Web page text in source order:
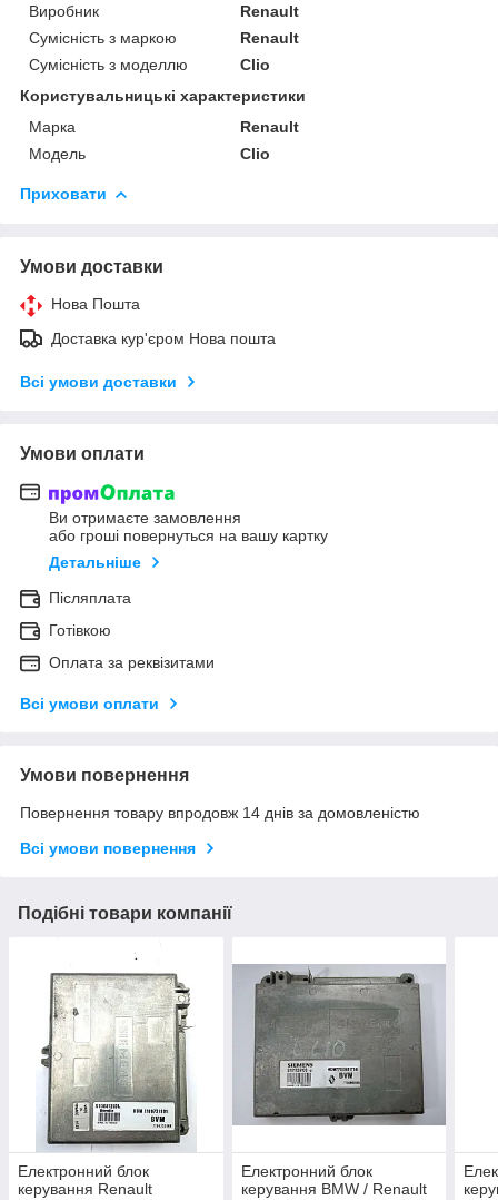
Виробник
Renault
Сумісність з маркою
Renault
Сумісність з моделлю
Clio
Користувальницькі характеристики
Марка
Renault
Модель
Clio
Приховати
Умови доставки
Нова Пошта
Доставка кур'єром Нова пошта
Всі умови доставки
Умови оплати
Ви отримаєте замовлення
або гроші повернуться на вашу картку
Детальніше
Післяплата
Готівкою
Оплата за реквізитами
Всі умови оплати
Умови повернення
Повернення товару впродовж 14 днів за домовленістю
Всі умови повернення
Подібні товари компанії
Електронний блок
керування Renault
Електронний блок
керування BMW / Renault